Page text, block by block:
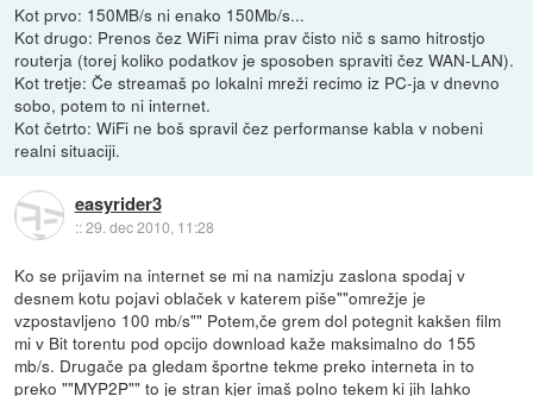
Kot prvo: 150MB/s ni enako 150Mb/s...
Kot drugo: Prenos čez WiFi nima prav čisto nič s samo hitrostjo
routerja (torej koliko podatkov je sposoben spraviti čez WAN-LAN).
Kot tretje: Če streamaš po lokalni mreži recimo iz PC-ja v dnevno
sobo, potem to ni internet.
Kot četrto: WiFi ne boš spravil čez performanse kabla v nobeni
realni situaciji.
easyrider3
::29. dec 2010, 11:28
Ko se prijavim na internet se mi na namizju zaslona spodaj v
desnem kotu pojavi oblaček v katerem piše""omrežje je
vzpostavljeno 100 mb/s"" Potem,če grem dol potegnit kakšen film
mi v Bit torentu pod opcijo download kaže maksimalno do 155
mb/s. Drugače pa gledam športne tekme preko interneta in to
preko ""MYP2P"" to je stran kjer imaš polno tekem ki jih lahko